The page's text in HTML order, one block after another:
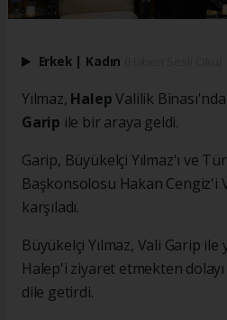
Erkek | Kadın
Yılmaz, HalepValilik
Garip ile bir araya geldi.
Garip, Büyükelçi Yılmaz'ı ve
Başkonsolosu Hakan Cengiz'i
karşıladı.
Büyükelçi Yılmaz, Vali Garip ile
Halep'i ziyaret etmekten
dile getirdi.